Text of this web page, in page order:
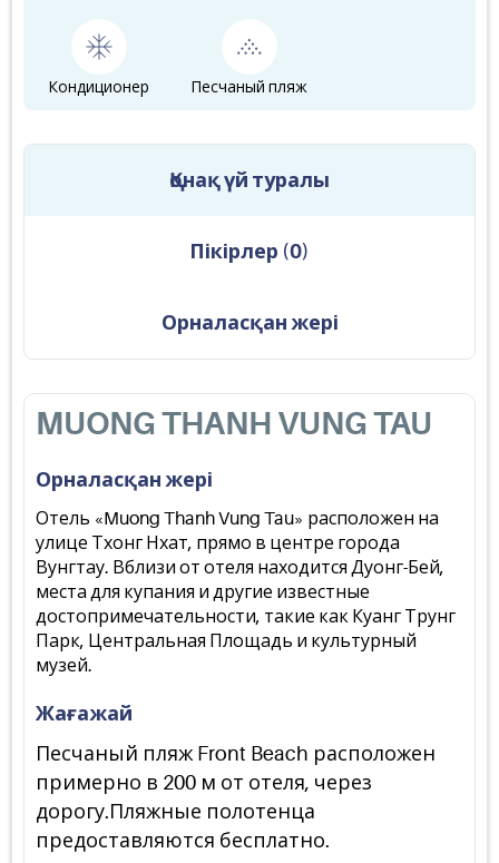
Кондиционер Песчаный пляж
Қонақ үй туралы
Пікірлер (0)
Орналасқан жері
MUONG THANH VUNG TAU
Орналасқан жері
Отель «Muong Thanh Vung Tau» расположен на
улице Тхонг Нхат, прямо в центре города
Вунгтау. Вблизи от отеля находится Дуонг-Бей,
места для купания и другие известные
достопримечательности, такие как Куанг Трунг
Парк, Центральная Площадь и культурный
музей.
Жағажай
Песчаный пляж Front Beach расположен
примерно в 200 м от отеля, через
дорогу.Пляжные полотенца
предоставляются бесплатно.